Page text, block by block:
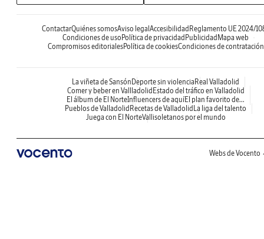
ContactarQuiénes somosAviso legal Accesibilidad Reglamento UE 2024/
Condiciones de uso Política de privacidad Publicidad Mapa web
Compromisos editorialesPolítica de cookiesCondiciones de contratación
La viñeta de Sansón Deporte sin violencia Real Valladolid
Comer y beber en Vallladolid Estado del tráfico en Valladolid
El álbum de El NorteInfluencers de aquíEl plan favorito de...
Pueblos de Valladolid Recetas de Valladolid La liga del talento
Juega con El NorteVallisoletanos por el mundo
Webs de Vocento